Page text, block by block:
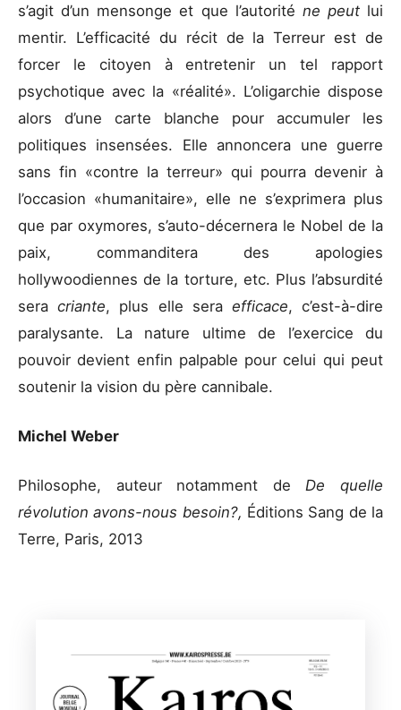
s’agit d’un mensonge et que l’autorité ne peut lui
mentir. L’efficacité du récit de la Terreur est de
forcer le citoyen à entretenir un tel rapport
psychotique avec la «réalité». L’oligarchie dispose
alors d’une carte blanche pour accumuler les
politiques insensées. Elle annoncera une guerre
sans fin «contre la terreur» qui pourra devenir à
l’occasion «humanitaire», elle ne s’exprimera plus
que par oxymores, s’auto-décernera le Nobel de la
paix, commanditera des apologies
hollywoodiennes de la torture, etc. Plus l’absurdité
seracriante, plus elle sera efficace, c’est-à-dire
paralysante. La nature ultime de l’exercice du
pouvoir devient enfin palpable pour celui qui peut
soutenir la vision du père cannibale.
Michel Weber
Philosophe, auteur notamment de De quelle
révolution avons-nous besoin?, Éditions Sang de la
Terre, Paris, 2013